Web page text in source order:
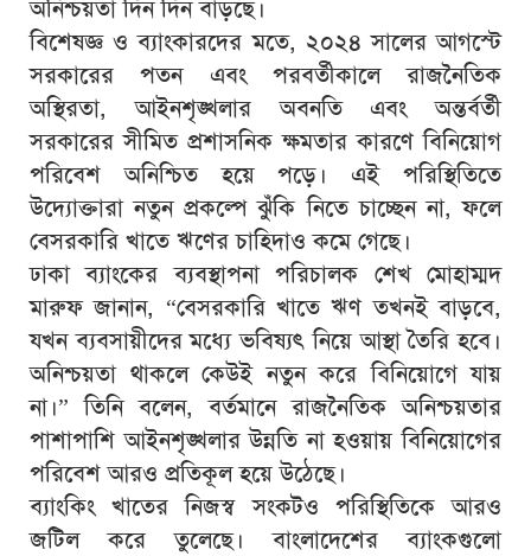
অনিশ্চয়তা দিন দিন বাড়ছে।
বিশেষজ্ঞ ও ব্যাংকারদের মতে, ২০২৪ সালের আগস্টে
সরকারের পতন এবং পরবর্তীকালে রাজনৈতিক
অস্থিরতা, আইনশৃঙ্খলার অবনতি এবং অন্তর্বর্তী
সরকারের সীমিত প্রশাসনিক ক্ষমতার কারণে বিনিয়োগ
পরিবেশ অনিশ্চিত হয়ে পড়ে। এই পরিস্থিতিতে
উদ্যোক্তারা নতুন প্রকল্পে ঝুঁকি নিতে চাচ্ছেন না, ফলে
বেসরকারি খাতে ঋণের চাহিদাও কমে গেছে।
ঢাকা ব্যাংকের ব্যবস্থাপনা পরিচালক শেখ মোহাম্মদ
মারুফ জানান, “বেসরকারি খাতে ঋণ তখনই বাড়বে,
যখন ব্যবসায়ীদের মধ্যে ভবিষ্যৎ নিয়ে আস্থা তৈরি হবে।
অনিশ্চয়তা থাকলে কেউই নতুন করে বিনিয়োগে যায়
না।” তিনি বলেন, বর্তমানে রাজনৈতিক অনিশ্চয়তার
পাশাপাশি আইনশৃঙ্খলার উন্নতি না হওয়ায় বিনিয়োগের
পরিবেশ আরও প্রতিকূল হয়ে উঠেছে।
ব্যাংকিং খাতের নিজস্ব সংকটও পরিস্থিতিকে আরও
জটিল করে তুলেছে। বাংলাদেশের ব্যাংকগুলো